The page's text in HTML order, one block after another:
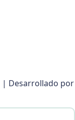
| Desarrollado por